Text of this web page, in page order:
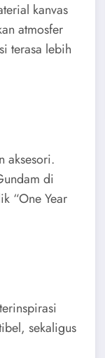
kanvas
atmosfer
terasa lebih
aksesori.
di
“One Year
sekaligus